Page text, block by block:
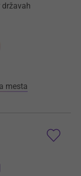
mesta